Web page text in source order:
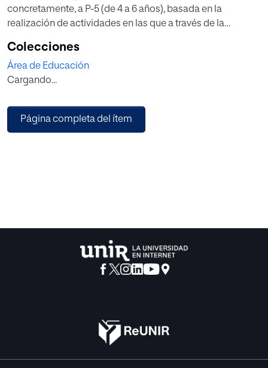
concretamente, a P-5 (de 4 a 6 años), basada en la
realización de actividades en las que a través de la
relajación para afrontar mejor su día, para impedir que el
niño1 pueda llegar a sufrir estrés, y que, a su vez, le dote de
recursos que pueda aplicar él mismo para hacer frente al
Colecciones
Área de Educación
Cargando...
Página completa del ítem